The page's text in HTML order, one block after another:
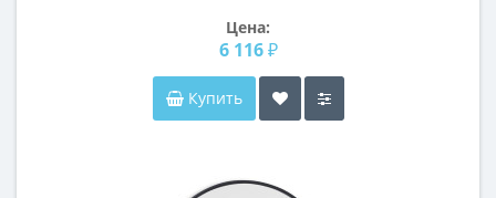
Цена:
6 116 ₽
Купить